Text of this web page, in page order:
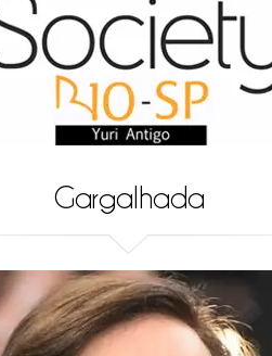
Gargalhada